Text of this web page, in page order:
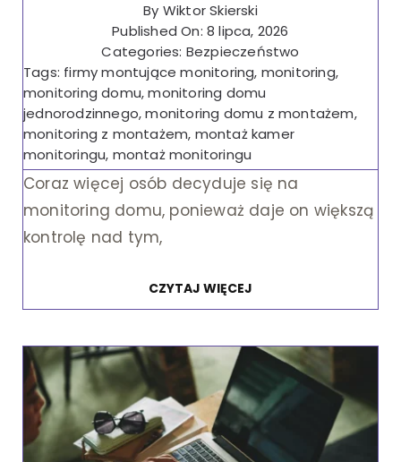
By Wiktor Skierski
Published On: 8 lipca, 2026
Categories: Bezpieczeństwo
Tags: firmy montujące monitoring, monitoring,
monitoring domu,monitoring domu
jednorodzinnego,monitoring domu z montażem,
monitoring z montażem, montaż kamer
monitoringu, montaż monitoringu
Coraz więcej osób decyduje się na
monitoring domu, ponieważ daje on większą
kontrolę nad tym,
CZYTAJ WIĘCEJ